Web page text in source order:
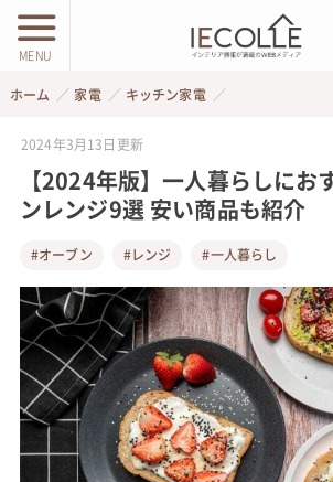
MENU
ホーム 家電 キッチン家電
2024年3月13日 更新
【2024年版】一人暮らしにお
ンレンジ9選 安い商品も紹介
#オーブン #レンジ #一人暮らし